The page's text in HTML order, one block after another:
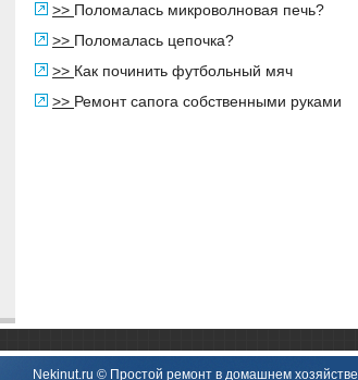
>> Поломалась микроволновая печь?
>> Поломалась цепочка?
>> Как починить футбольный мяч
>> Ремонт сапога собственными руками
Nekinut.ru © Простοй ремонт в дοмашнем хοзяйстве